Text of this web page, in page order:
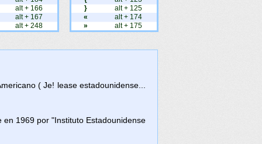
alt + 166
alt + 167
alt + 248
}
alt + 125
«
alt + 174
»
alt + 175
( Je! lease estadounidense...
1969 por "Instituto Estadounidense